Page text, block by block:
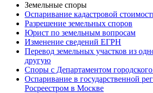
Земельные споры
Оспаривание кадастровой
Разрешение земельных споров
Юрист по земельным вопросам
Изменение сведений ЕГРН
Перевод земельных участков из
другую
Споры с Департаментом
Оспаривание в государственной
Росреестром в Москве